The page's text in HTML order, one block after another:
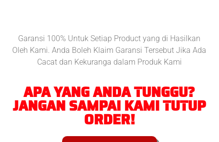
Garansi 100% Untuk Setiap Product yang di Hasilkan
Oleh Kami. Anda Boleh Klaim Garansi Tersebut Jika Ada
Cacat dan Kekuranga dalam Produk Kami
APA YANG ANDA TUNGGU?
JANGAN SAMPAI KAMI TUTUP
ORDER!